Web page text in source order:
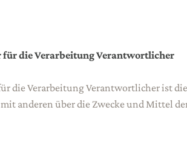
die Verarbeitung Verantwortlicher
die Verarbeitung Verantwortlicher ist
anderen über die Zwecke und Mittel